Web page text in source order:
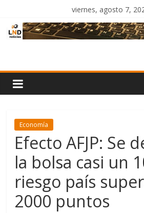
contenido
viernes, agosto 7,
Noticias
Economía
Efecto AFJP: Se
la bolsa casi un
riesgo país
2000 puntos